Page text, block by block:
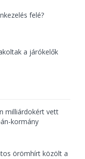
felé?
a járókelők
milliárdokért vett
kormány
örömhírt közölt a